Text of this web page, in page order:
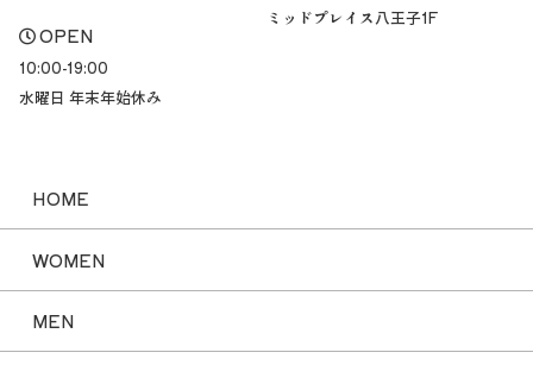
OPEN
10:00-19:00
水曜日 年末年始休み
ミッドプレイス八王子1F
HOME
WOMEN
MEN